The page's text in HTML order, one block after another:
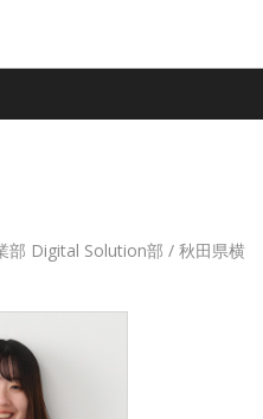
部 Digital Solution部 / 秋田県横